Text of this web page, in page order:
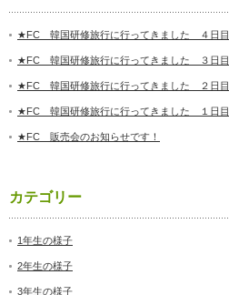
★FC 韓国研修旅行に行ってきました ４日目
★FC 韓国研修旅行に行ってきました ３日目
★FC 韓国研修旅行に行ってきました ２日目
★FC 韓国研修旅行に行ってきました １日目
★FC 販売会のお知らせです！
カテゴリー
1年生の様子
2年生の様子
3年生の様子